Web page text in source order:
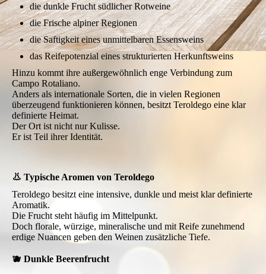
die dunkle Frucht südlicher Rotweine
die Frische alpiner Regionen
die Saftigkeit eines unmittelbaren Essensweins
das Reifepotenzial eines strukturierten Herkunftsweins
Hinzu kommt ihre außergewöhnlich enge Verbindung zum
Campo Rotaliano.
Anders als internationale Sorten, die in vielen Regionen
überzeugend funktionieren können, besitzt Teroldego eine klar
definierte Heimat.
Der Ort ist nicht nur Kulisse.
Er ist Teil ihrer Identität.
👃 Typische Aromen von Teroldego
Teroldego besitzt eine intensive, dunkle und meist klar definierte
Aromatik.
Die Frucht steht häufig im Mittelpunkt.
Doch florale, würzige, mineralische und mit Reife zunehmend
erdige Nuancen geben den Weinen zusätzliche Tiefe.
🫐 Dunkle Beerenfrucht